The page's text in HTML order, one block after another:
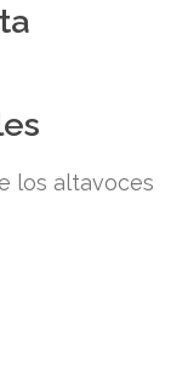
los altavoces